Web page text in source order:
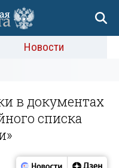
Новости
в документах
списка